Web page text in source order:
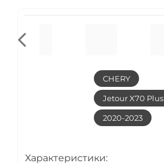
CHERY
Jetour X70 Plus
2020-2023
Характеристики: